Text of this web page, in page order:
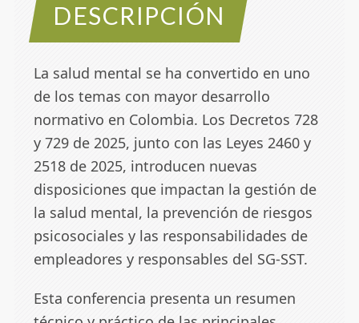
DESCRIPCIÓN
La salud mental se ha convertido en uno
de los temas con mayor desarrollo
normativo en Colombia. Los Decretos 728
y 729 de 2025, junto con las Leyes 2460 y
2518 de 2025, introducen nuevas
disposiciones que impactan la gestión de
la salud mental, la prevención de riesgos
psicosociales y las responsabilidades de
empleadores y responsables del SG-SST.
Esta conferencia presenta un resumen